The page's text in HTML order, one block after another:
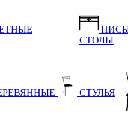
СТОЛЫ
СТУЛЬЯ